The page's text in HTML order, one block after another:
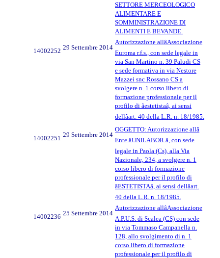
SETTORE MERCEOLOGICO
ALIMENTARE E
SOMMINISTRAZIONE DI
ALIMENTI E BEVANDE.
14002252 29 Settembre 2014
Autorizzazione allâAssociazione
Euroma r.f.s., con sede legale in
via San Martino n. 39 Paludi CS
e sede formativa in via Nestore
Mazzei snc Rossano CS a
svolgere n. 1 corso libero di
formazione professionale per il
profilo di âestetistaâ, ai sensi
dellâart. 40 della L.R. n. 18/1985.
14002251 29 Settembre 2014
OGGETTO: Autorizzazione allâ
Ente âUNILABOR â, con sede
legale in Paola (Cs), alla Via
Nazionale, 234, a svolgere n. 1
corso libero di formazione
professionale per il profilo di
âESTETISTAâ, ai sensi dellâart.
40 della L.R. n. 18/1985.
14002236 25 Settembre 2014
Autorizzazione allâAssociazione
A.P.U.S. di Scalea (CS) con sede
in via Tommaso Campanella n.
128, allo svolgimento di n. 1
corso libero di formazione
professionale per il profilo di